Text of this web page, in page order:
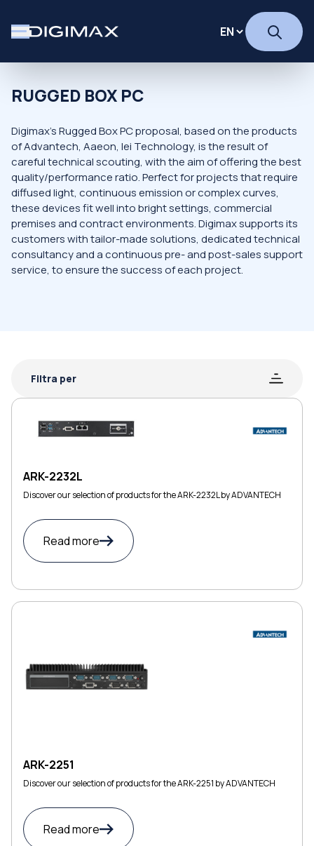
RUGGED BOX PC
Digimax's Rugged Box PC proposal, based on the products
of Advantech, Aaeon, Iei Technology, is the result of
careful technical scouting, with the aim of offering the best
quality/performance ratio. Perfect for projects that require
diffused light, continuous emission or complex curves,
these devices fit well into bright settings, commercial
premises and contract environments. Digimax supports its
customers with tailor-made solutions, dedicated technical
consultancy and a continuous pre- and post-sales support
service, to ensure the success of each project.
Filtra per
ARK-2232L
Discover our selection of products for the ARK-2232L by ADVANTECH
Read more
ARK-2251
Discover our selection of products for the ARK-2251 by ADVANTECH
Read more